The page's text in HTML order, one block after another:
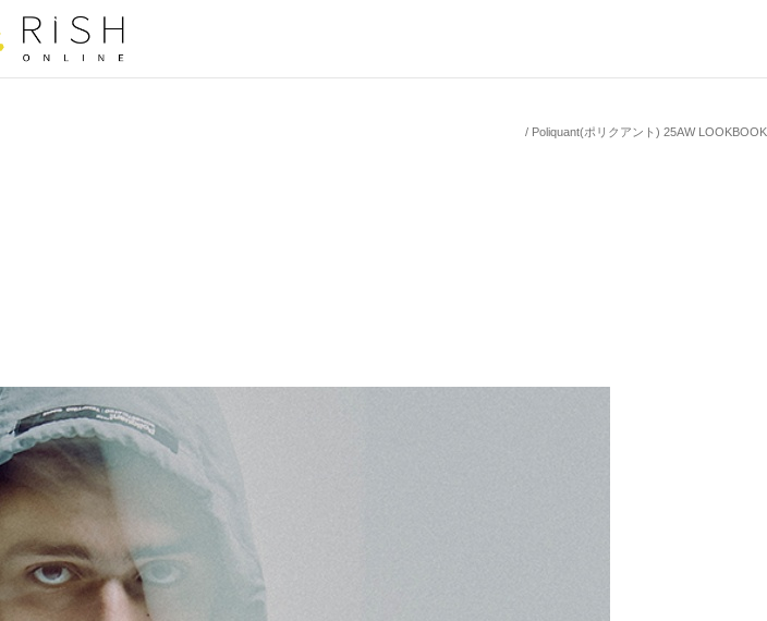
Poliquant(ポリクアント) 25AW LOOKBOOK